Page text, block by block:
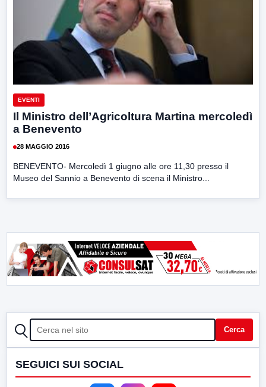
EVENTI
Il Ministro dell’Agricoltura Martina mercoledì
a Benevento
28 MAGGIO 2016
BENEVENTO- Mercoledì 1 giugno alle ore 11,30 presso il
Museo del Sannio a Benevento di scena il Ministro...
CERCA Cerca
SEGUICI SUI SOCIAL